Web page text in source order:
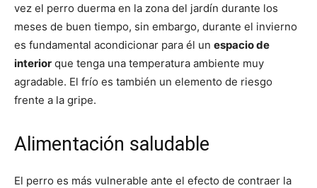
vez el perro duerma en la zona del jardín durante los
meses de buen tiempo, sin embargo, durante el invierno
es fundamental acondicionar para él un espacio de
interior que tenga una temperatura ambiente muy
agradable. El frío es también un elemento de riesgo
frente a la gripe.
Alimentación saludable
El perro es más vulnerable ante el efecto de contraer la